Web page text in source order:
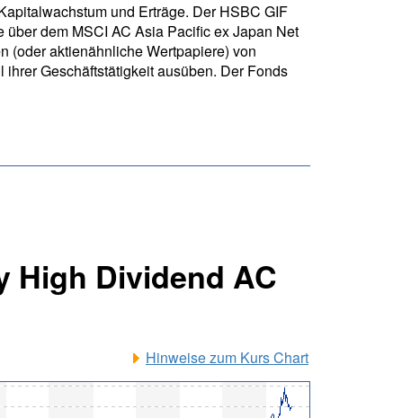
und Erträge. Der HSBC GIF
dem MSCI AC Asia Pacific ex Japan Net
(oder aktienähnliche Wertpapiere) von
Geschäftstätigkeit ausüben. Der Fonds
High Dividend AC
Hinweise zum Kurs Chart